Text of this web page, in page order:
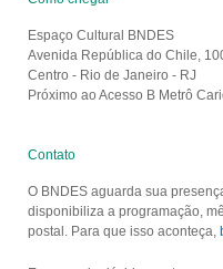
Espaço Cultural BNDES
Avenida República do Chile,
Centro - Rio de Janeiro - RJ
Próximo ao Acesso B Metrô
Contato
O BNDES aguarda sua
disponibiliza a programação,
postal. Para que isso aconteça,